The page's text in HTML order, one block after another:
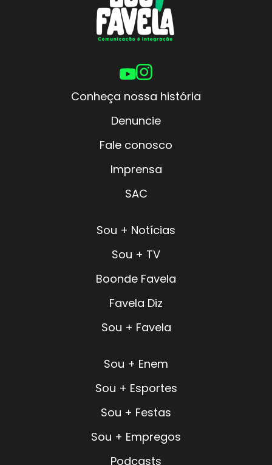
Conheça nossa história
Denuncie
Fale conosco
Imprensa
SAC
Sou + Notícias
Sou + TV
Boonde Favela
Favela Diz
Sou + Favela
Sou + Enem
Sou + Esportes
Sou + Festas
Sou + Empregos
Podcasts